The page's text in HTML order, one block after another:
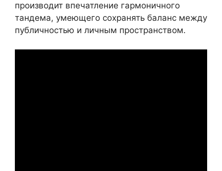
производит впечатление гармоничного
тандема, умеющего сохранять баланс между
публичностью и личным пространством.